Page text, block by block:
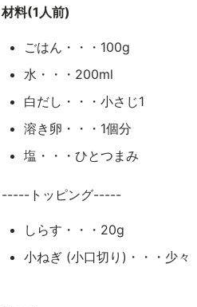
材料(1人前)
ごはん・・・100g
水・・・200ml
白だし・・・小さじ1
溶き卵・・・1個分
塩・・・ひとつまみ
-----トッピング-----
しらす・・・20g
小ねぎ (小口切り)・・・少々